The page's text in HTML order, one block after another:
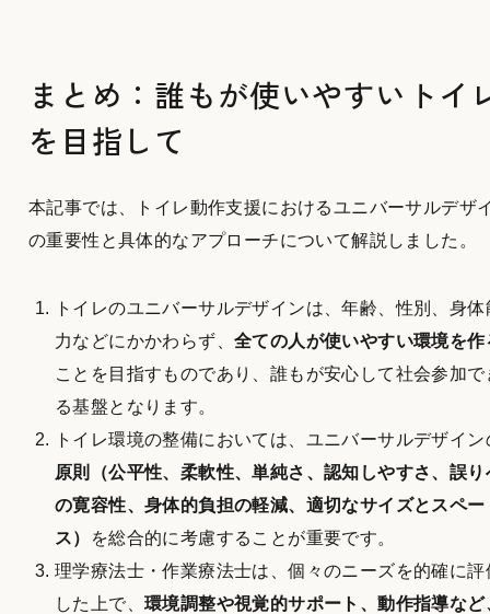
まとめ：誰もが使いやすいトイ
を目指して
本記事では、トイレ動作支援におけるユニバーサルデザ
の重要性と具体的なアプローチについて解説しました。
トイレのユニバーサルデザインは、年齢、性別、身体
力などにかかわらず、 全ての人が使いやすい環境を作
ことを目指すものであり、誰もが安心して社会参加で
る基盤となります。
トイレ環境の整備においては、ユニバーサルデザイン
原則（公平性、柔軟性、単純さ、認知しやすさ、誤り
の寛容性、身体的負担の軽減、適切なサイズとスペー
ス）
を総合的に考慮することが重要です。
理学療法士・作業療法士は、個々のニーズを的確に評
した上で、 環境調整や視覚的サポート、動作指導など